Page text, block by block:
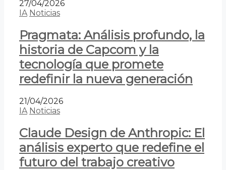
27/04/2026
IA Noticias
Pragmata: Análisis profundo, la
historia de Capcom y la
tecnología que promete
redefinir la nueva generación
21/04/2026
IA Noticias
Claude Design de Anthropic: El
análisis experto que redefine el
futuro del trabajo creativo